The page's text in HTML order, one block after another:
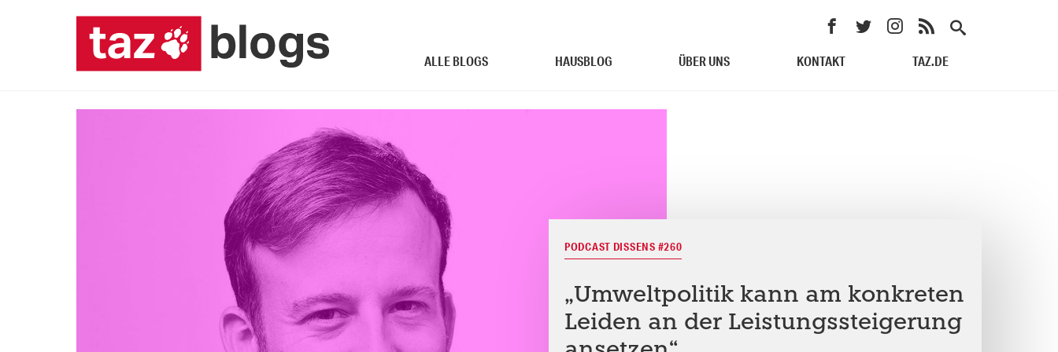
ALLE BLOGS HAUSBLOG ÜBER UNS KONTAKT TAZ.DE
PODCAST DISSENS #260
„Umweltpolitik kann am konkreten
Leiden an der Leistungssteigerung